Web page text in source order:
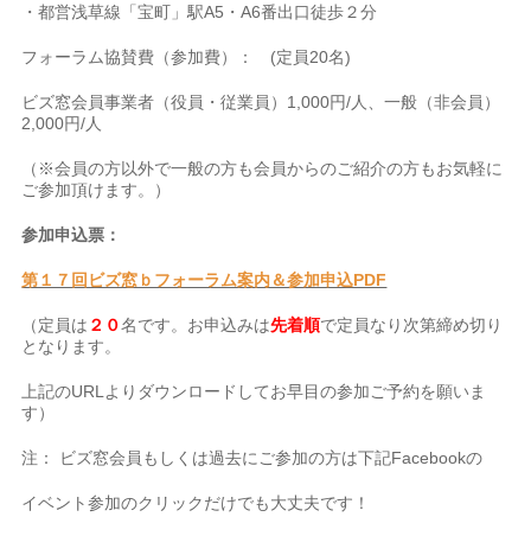
・都営浅草線「宝町」駅A5・A6番出口徒歩２分
フォーラム協賛費（参加費）： (定員20名)
ビズ窓会員事業者（役員・従業員）1,000円/人、一般（非会員）
2,000円/人
（※会員の方以外で一般の方も会員からのご紹介の方もお気軽に
ご参加頂けます。）
参加申込票：
第１７回ビズ窓ｂフォーラム案内＆参加申込PDF
（定員は ２０名です。お申込みは先着順で定員なり次第締め切り
となります。
上記のURLよりダウンロードしてお早目の参加ご予約を願いま
す）
注： ビズ窓会員もしくは過去にご参加の方は下記Facebookの
イベント参加のクリックだけでも大丈夫です！